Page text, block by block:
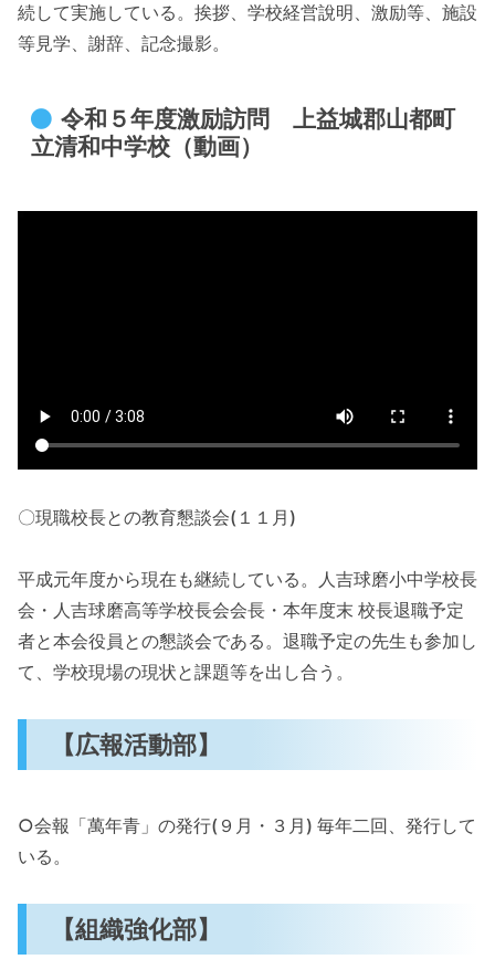
続して実施している。挨拶、学校経営說明、激励等、施設
等見学、謝辞、記念撮影。
令和５年度激励訪問 上益城郡山都町
立清和中学校（動画）
〇現職校長との教育懇談会(１１月)
平成元年度から現在も継続している。人吉球磨小中学校長
会・人吉球磨高等学校長会会長・本年度末 校長退職予定
者と本会役員との懇談会である。退職予定の先生も参加し
て、学校現場の現状と課題等を出し合う。
【広報活動部】
○会報「萬年青」の発行(９月・３月) 毎年二回、発行して
いる。
【組織強化部】